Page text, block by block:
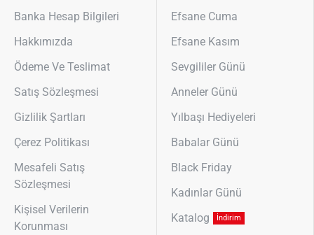
Banka Hesap Bilgileri
Hakkımızda
Ödeme Ve Teslimat
Satış Sözleşmesi
Gizlilik Şartları
Çerez Politikası
Mesafeli Satış
Sözleşmesi
Kişisel Verilerin
Korunması
Efsane Cuma
Efsane Kasım
Sevgililer Günü
Anneler Günü
Yılbaşı Hediyeleri
Babalar Günü
Black Friday
Kadınlar Günü
Katalog
İndirim